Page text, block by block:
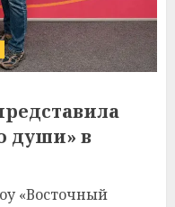
души» в
«Восточный